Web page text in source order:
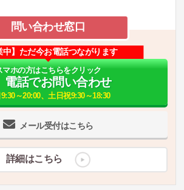
問い合わせ窓口
メール受付はこちら
中】ただ今お電話つながります
マホの方はこちらをクリック
電話でお問い合わせ
～20:00、土日祝9:30～18:30
詳細はこちら